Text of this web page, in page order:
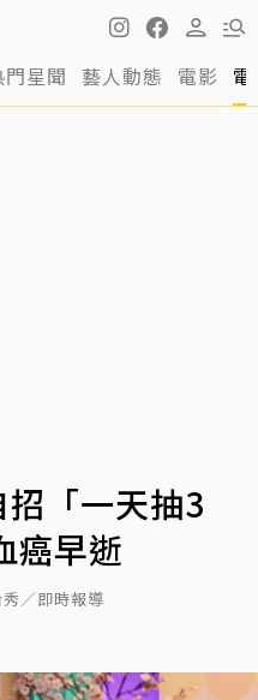
門星聞 藝人動態 電影
「一天抽3
癌早逝
／即時報導